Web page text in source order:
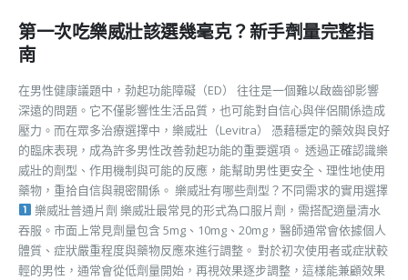
第一次吃樂威壯該選幾毫克？新手劑量完整指
南
在男性健康議題中，勃起功能障礙（ED） 往往是一個難以啟齒卻影響
深遠的問題。它不僅影響性生活品質，也可能對自信心與伴侶關係造成
壓力。而在眾多治療選擇中，樂威壯（Levitra） 憑藉穩定的藥效與良好
的臨床表現，成為許多男性改善勃起功能的重要選項。 透過正確認識樂
威壯的劑型、作用機制與可能的反應，能幫助男性更安全、理性地使用
藥物，重拾自信與親密關係。 樂威壯有哪些劑型？不同需求的實用選擇
樂威壯普通片劑 樂威壯最常見的形式為口服片劑，需搭配適量清水
吞服。市面上常見劑量包含 5mg、10mg、20mg，醫師通常會依據個人
體質、症狀嚴重程度與藥物反應來進行調整。 對於初次使用者或症狀較
輕的男性，通常會從低劑量開始，再視效果逐步調整，這樣能兼顧效果